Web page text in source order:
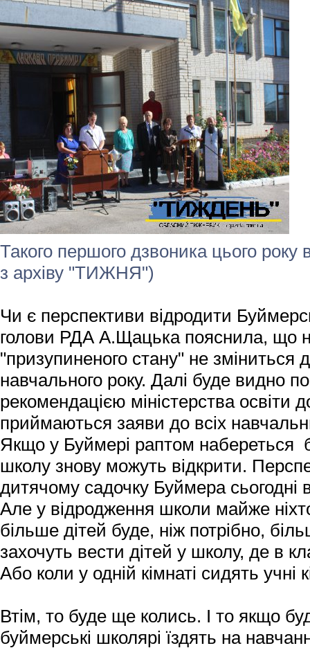
Такого першого дзвоника цього
з архіву "ТИЖНЯ")
Чи є перспективи відродити
голови РДА А.Щацька пояснила, що
"призупиненого стану" не зміниться
навчального року. Далі буде видно
рекомендацією міністерства освіти
приймаються заяви до всіх
Якщо у Буймері раптом набереться
школу знову можуть відкрити.
дитячому садочку Буймера сьогодні
Але у відродження школи майже
більше дітей буде, ніж потрібно,
захочуть вести дітей у школу, де в
Або коли у одній кімнаті сидять учні
Втім, то буде ще колись. І то якщо
буймерські школярі їздять на